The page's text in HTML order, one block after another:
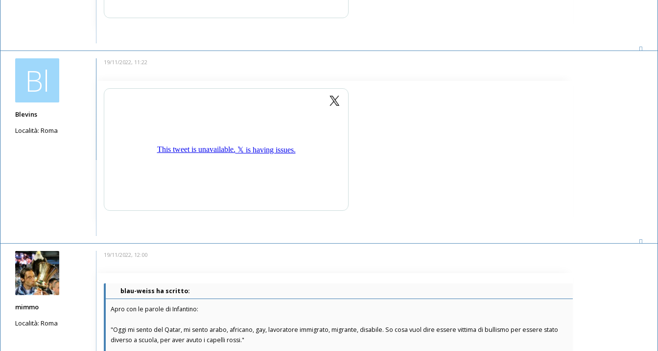
Bl
Blevins
Località: Roma
19/11/2022, 11:22
mimmo
Località: Roma
19/11/2022, 12:00
blau-weiss ha scritto:
Apro con le parole di Infantino:
"Oggi mi sento del Qatar, mi sento arabo, africano, gay, lavoratore immigrato, migrante, disabile. So cosa vuol dire essere vittima di bullismo per essere stato
diverso a scuola, per aver avuto i capelli rossi."